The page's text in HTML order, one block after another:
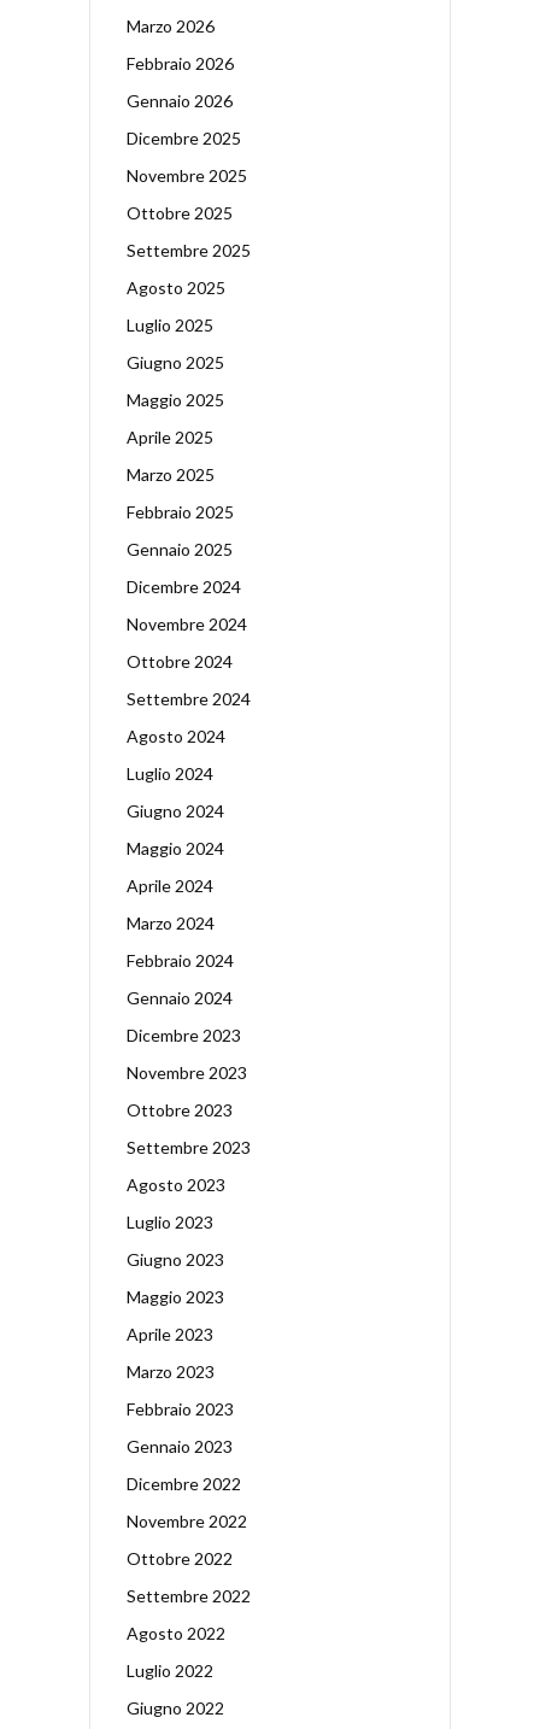
Marzo 2026
Febbraio 2026
Gennaio 2026
Dicembre 2025
Novembre 2025
Ottobre 2025
Settembre 2025
Agosto 2025
Luglio 2025
Giugno 2025
Maggio 2025
Aprile 2025
Marzo 2025
Febbraio 2025
Gennaio 2025
Dicembre 2024
Novembre 2024
Ottobre 2024
Settembre 2024
Agosto 2024
Luglio 2024
Giugno 2024
Maggio 2024
Aprile 2024
Marzo 2024
Febbraio 2024
Gennaio 2024
Dicembre 2023
Novembre 2023
Ottobre 2023
Settembre 2023
Agosto 2023
Luglio 2023
Giugno 2023
Maggio 2023
Aprile 2023
Marzo 2023
Febbraio 2023
Gennaio 2023
Dicembre 2022
Novembre 2022
Ottobre 2022
Settembre 2022
Agosto 2022
Luglio 2022
Giugno 2022